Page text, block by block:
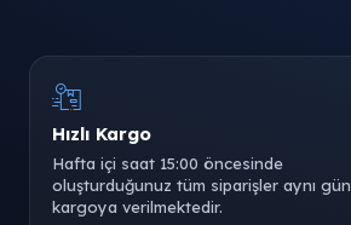
Hızlı Kargo
Hafta içi saat 15:00 öncesinde
oluşturduğunuz tüm siparişler aynı gün
kargoya verilmektedir.